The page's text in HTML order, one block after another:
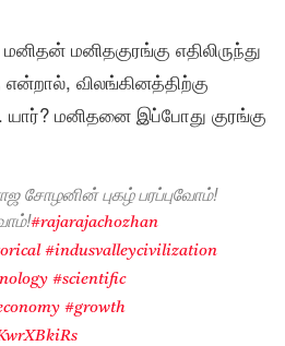
மனிதகுரங்கு எதிலிருந்து
என்றால், விலங்கினத்திற்கு
மனிதனை இப்போது குரங்கு
சோழனின் புகழ் பரப்புவோம்!
#rajarajachozhan
#indusvalleycivilization
#scientific
#growth